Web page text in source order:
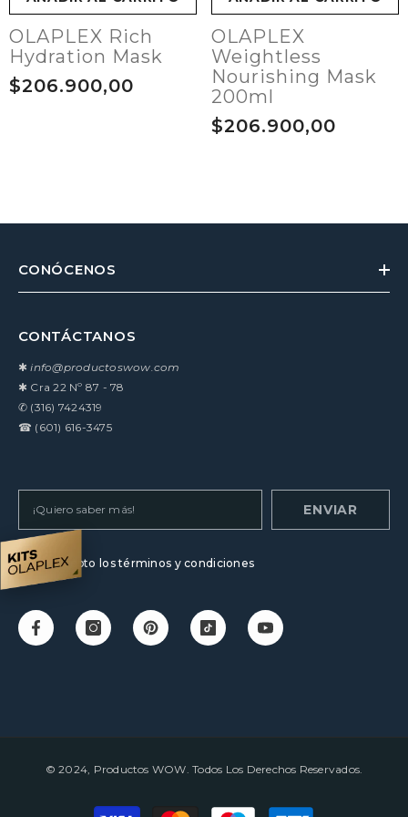
OLAPLEX Rich
Hydration Mask
$206.900,00
OLAPLEX
Weightless
Nourishing Mask
200ml
$206.900,00
CONÓCENOS
CONTÁCTANOS
✱info@productoswow.com
✱ Cra 22 Nº 87 - 78
✆ (316) 7424319
☎ (601) 616-3475
ENVIAR
Acepto los términos y condiciones
© 2024, Productos WOW. Todos Los Derechos Reservados.
Payment